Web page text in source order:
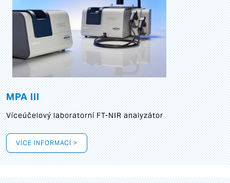
MPA III
Víceúčelový laboratorní FT-NIR analyzátor
VÍCE INFORMACÍ >